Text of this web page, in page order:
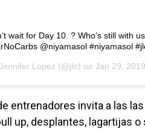
wait for Day 10. ? Who’s still with
@niyamasol #niyamasol
Lopez (@jlo) on Jan 29,
entrenadores invita a las
up, desplantes, lagartijas